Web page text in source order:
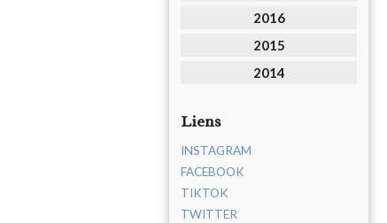
2016
2015
2014
Liens
INSTAGRAM
FACEBOOK
TIKTOK
TWITTER